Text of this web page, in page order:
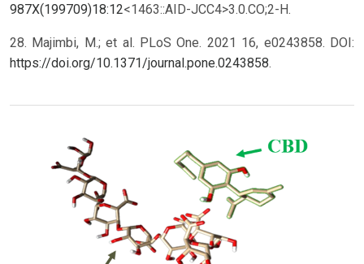
987X(199709)18:12<1463::AID-JCC4>3.0.CO;2-H.
28. Majimbi, M.; et al. PLoS One. 2021 16, e0243858. DOI:
https://doi.org/10.1371/journal.pone.0243858.